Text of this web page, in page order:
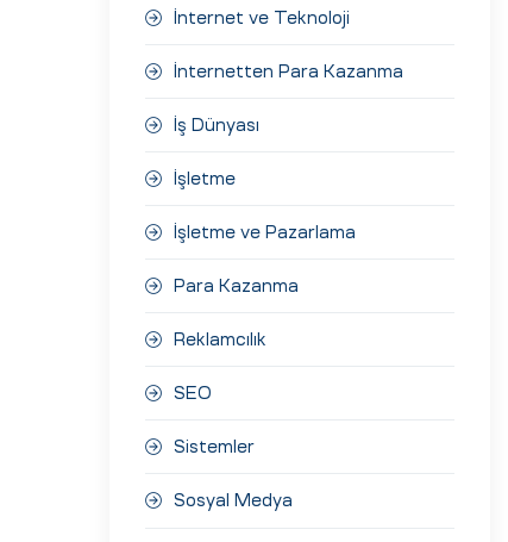
İnternet ve Teknoloji
İnternetten Para Kazanma
İş Dünyası
İşletme
İşletme ve Pazarlama
Para Kazanma
Reklamcılık
SEO
Sistemler
Sosyal Medya